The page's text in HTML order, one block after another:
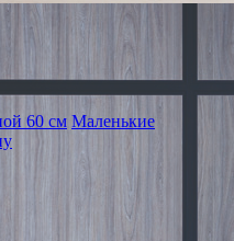
60 см Маленькие